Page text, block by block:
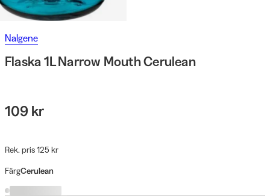
Nalgene
Flaska 1L Narrow Mouth Cerulean
109 kr
Rek. pris 125 kr
FärgCerulean